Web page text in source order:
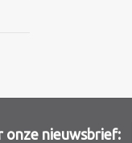
onze nieuwsbrief: